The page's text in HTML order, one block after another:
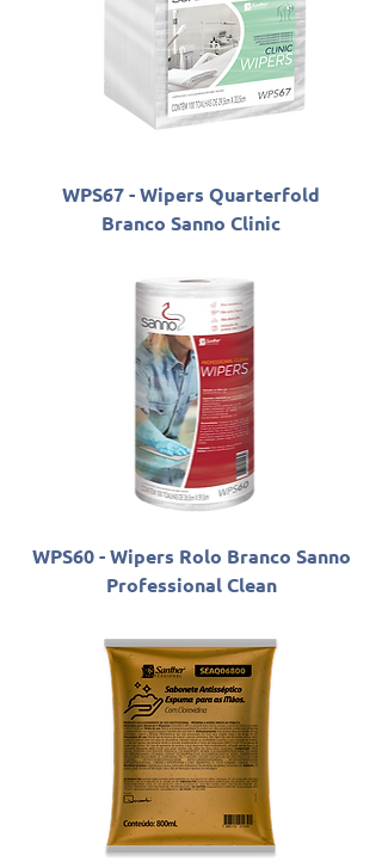
WPS67 - Wipers Quarterfold
Branco Sanno Clinic
WPS60 - Wipers Rolo Branco Sanno
Professional Clean